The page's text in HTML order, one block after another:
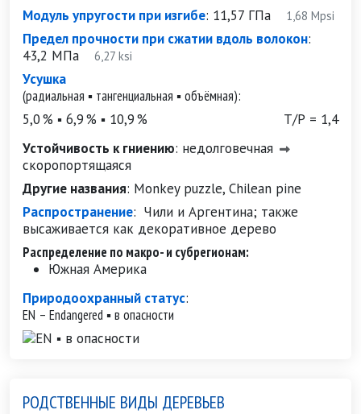
Модуль упругости при изгибе: 11,57 ГПа 1,68 Mpsi
Предел прочности при сжатии вдоль волокон:
43,2 МПа 6,27 ksi
Усушка
(радиальная ▪ тангенциальная ▪ объёмная):
5,0 % ▪ 6,9 % ▪ 10,9 %
Т/Р = 1,4
Устойчивость к гниению: недолговечная
скоропортящаяся
Другие названия: Monkey puzzle, Chilean pine
Распространение: Чили и Аргентина; также
высаживается как декоративное дерево
Распределение по макро- и субрегионам:
Южная Америка
Природоохранный статус:
EN – Endangered ▪ в опасности
РОДСТВЕННЫЕ ВИДЫ ДЕРЕВЬЕВ